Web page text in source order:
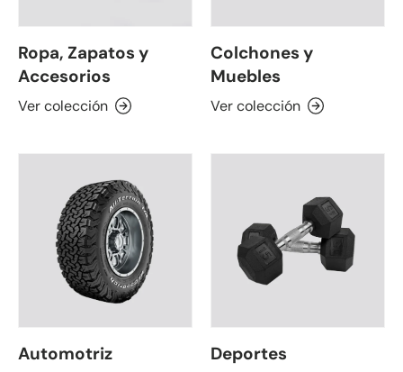
Ropa, Zapatos y
Accesorios
Ver colección
Colchones y
Muebles
Ver colección
Automotriz Deportes